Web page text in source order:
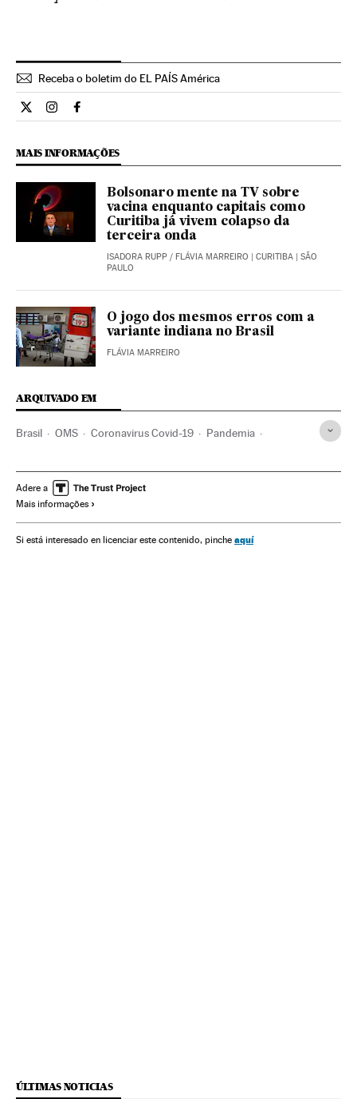
Receba o boletim do EL PAÍS América
Internacional El País Brasil en Twitter
Internacional El País Brasil en Instagram
Internacional El País Brasil en Facebook
MAIS INFORMAÇÕES
Bolsonaro mente na TV sobre
vacina enquanto capitais como
Curitiba já vivem colapso da
terceira onda
ISADORA RUPP / FLÁVIA MARREIRO | CURITIBA | SÃO
PAULO
O jogo dos mesmos erros com a
variante indiana no Brasil
FLÁVIA MARREIRO
ARQUIVADO EM
Brasil OMS Coronavirus Covid-19 Pandemia
Ministério Saúde América Latina
Estados Unidos
Vacinas
Adere a
Mais informações
Si está interesado en licenciar este contenido, pinche aquí
ÚLTIMAS NOTICIAS